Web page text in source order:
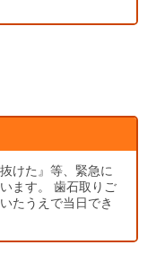
けた』等、緊急に
ます。 歯石取りご
たうえで当日でき